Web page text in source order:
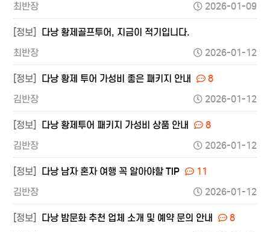
최반장
2026-01-09
[정보]
다낭 황제골프투어, 지금이 적기입니다.
최반장
2026-01-12
[정보] 다낭 황제 투어 가성비 좋은 패키지 안내
8
김반장
2026-01-12
[정보] 다낭 황제투어 패키지 가성비 상품 안내
8
김반장
2026-01-12
[정보] 다낭 남자 혼자 여행 꼭 알아야할 TIP
11
김반장
2026-01-12
[정보] 다낭 밤문화 추천 업체 소개 및 예약 문의 안내
8